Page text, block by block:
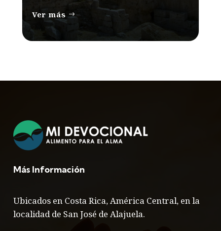
Ver más
Más Información
Ubicados en Costa Rica, América Central, en la
localidad de San José de Alajuela.